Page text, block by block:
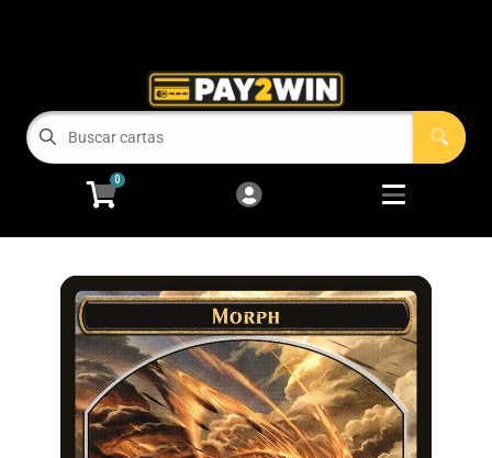
Menu
COMPRAMOS TUS CARTAS!
Magic: The Gathering Open
Pokémon Open
One Piece
Juegos de Mesa
0